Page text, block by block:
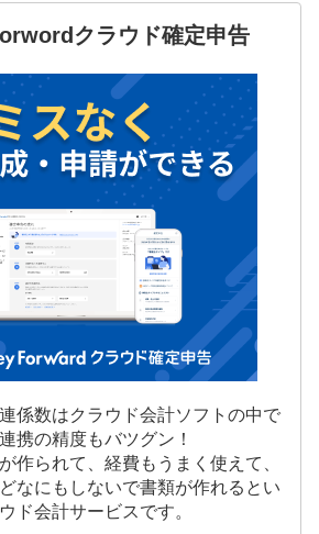
クラウド確定申告
係数はクラウド会計ソフトの中で
携の精度もバツグン！
作られて、経費もうまく使えて、
なにもしないで書類が作れるとい
ド会計サービスです。